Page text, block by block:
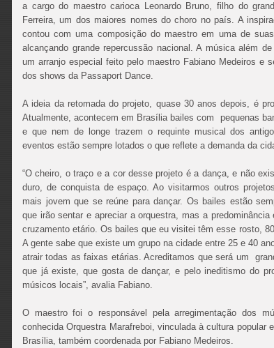
a cargo do maestro carioca Leonardo Bruno, filho do
Ferreira, um dos maiores nomes do choro no país. A
contou com uma composição do maestro em uma de
alcançando grande repercussão nacional. A música além
um arranjo especial feito pelo maestro Fabiano Medeiros e
dos shows da Passaport Dance.
A ideia da retomada do projeto, quase 30 anos depois, é
Atualmente, acontecem em Brasília bailes com pequenas
e que nem de longe trazem o requinte musical dos
eventos estão sempre lotados o que reflete a demanda da
“O cheiro, o traço e a cor desse projeto é a dança, e não
duro, de conquista de espaço. Ao visitarmos outros
mais jovem que se reúne para dançar. Os bailes estão
que irão sentar e apreciar a orquestra, mas a
cruzamento etário. Os bailes que eu visitei têm esse rosto,
A gente sabe que existe um grupo na cidade entre 25 e 40
atrair todas as faixas etárias. Acreditamos que será um
que já existe, que gosta de dançar, e pelo ineditismo do
músicos locais”, avalia Fabiano.
O maestro foi o responsável pela arregimentação dos
conhecida Orquestra Marafreboi, vinculada à cultura popular
Brasília, também coordenada por Fabiano Medeiros.